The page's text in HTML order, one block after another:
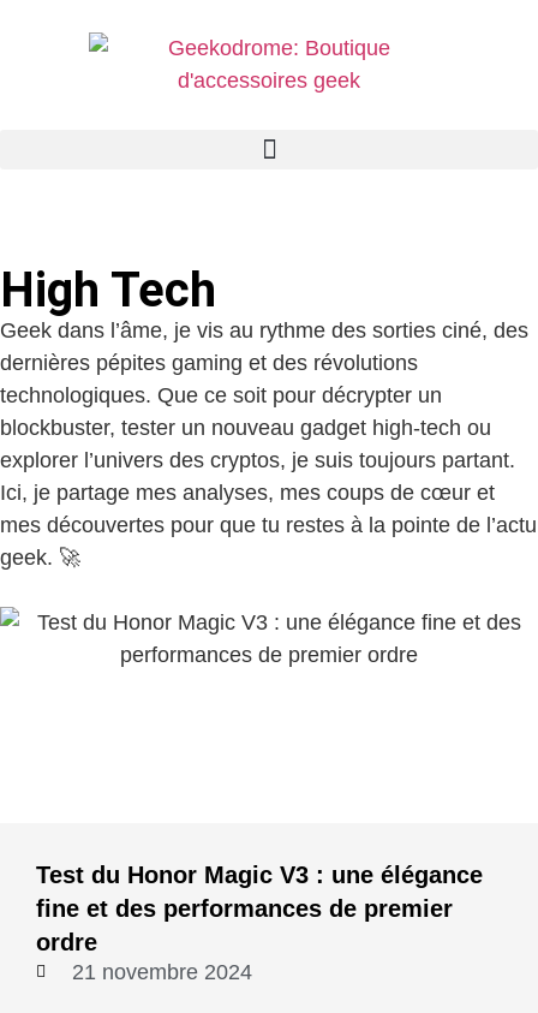
High Tech
Geek dans l’âme, je vis au rythme des sorties ciné, des
dernières pépites gaming et des révolutions
technologiques. Que ce soit pour décrypter un
blockbuster, tester un nouveau gadget high-tech ou
explorer l’univers des cryptos, je suis toujours partant.
Ici, je partage mes analyses, mes coups de cœur et
mes découvertes pour que tu restes à la pointe de l’actu
geek. 🚀
Test du Honor Magic V3 : une élégance
fine et des performances de premier
ordre
21 novembre 2024